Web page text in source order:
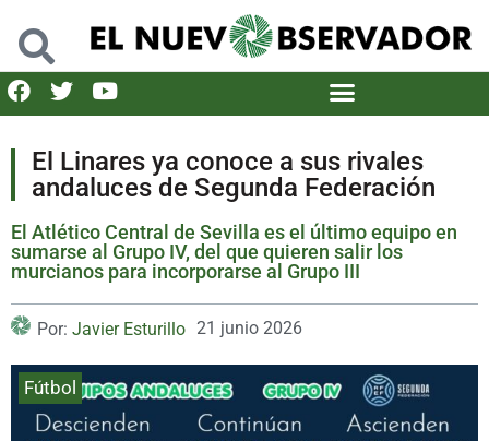
El Linares ya conoce a sus rivales
andaluces de Segunda Federación
El Atlético Central de Sevilla es el último equipo en
sumarse al Grupo IV, del que quieren salir los
murcianos para incorporarse al Grupo III
Por: Javier Esturillo 21 junio 2026
Fútbol